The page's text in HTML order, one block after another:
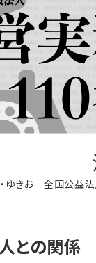
ーダーのnote
のリアル
代の資産運用
育成のための人事
入検査で想定さ
インタビュー
200 誌上相談室
とは
・ゆきお 全国公益
との関係